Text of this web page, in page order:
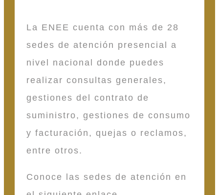
La ENEE cuenta con más de 28
sedes de atención presencial a
nivel nacional donde puedes
realizar consultas generales,
gestiones del contrato de
suministro, gestiones de consumo
y facturación, quejas o reclamos,
entre otros.
Conoce las sedes de atención en